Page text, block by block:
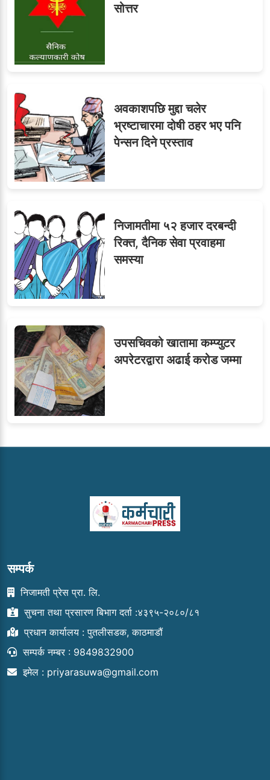
सोत्तर
अवकाशपछि मुद्दा चलेर
भ्रष्टाचारमा दोषी ठहर भए पनि
पेन्सन दिने प्रस्ताव
निजामतीमा ५२ हजार दरबन्दी
रिक्त, दैनिक सेवा प्रवाहमा
समस्या
उपसचिवको खातामा कम्प्युटर
अपरेटरद्वारा अढाई करोड जम्मा
सम्पर्क
निजामती प्रेस प्रा. लि.
सुचना तथा प्रसारण बिभाग दर्ता :४३९५-२०८०/८१
प्रधान कार्यालय : पुतलीसडक, काठमाडौं
सम्पर्क नम्बर : 9849832900
इमेल : priyarasuwa@gmail.com